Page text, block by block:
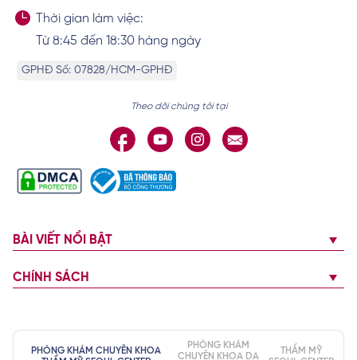
Thời gian làm việc:
Từ 8:45 đến 18:30 hàng ngày
GPHĐ Số: 07828/HCM-GPHĐ
Theo dõi chúng tôi tại
BÀI VIẾT NỔI BẬT
CHÍNH SÁCH
PHÒNG KHÁM CHUYÊN KHOA
PHÒNG KHÁM
CHUYÊN KHOA DA
THẨM MỸ